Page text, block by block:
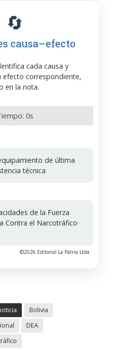
🔄
causa–efecto
cada causa y
efecto correspondiente,
en la nota.
0s
de última
técnica
de la Fuerza
Contra el Narcotráfico
©2026 Editorial La Patria Ltda.
Bolivia
DEA